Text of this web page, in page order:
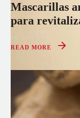
Mascarillas
para
08 OCT 2021
READ MORE